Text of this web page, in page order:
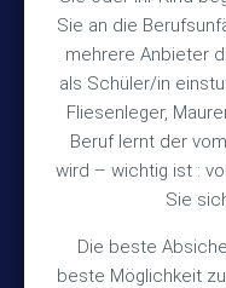
Sie an die
mehrere Anbieter
als Schüler/in
Fliesenleger,
Beruf lernt der
wird – wichtig ist :
Sie
Die beste
beste Möglichkeit
TEL
FAX
MAIL
Mo –